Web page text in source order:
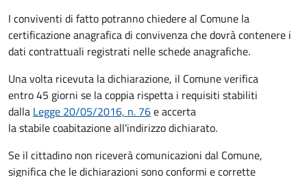
I conviventi di fatto potranno chiedere al Comune la
certificazione anagrafica di convivenza che dovrà contenere i
dati contrattuali registrati nelle schede anagrafiche.
Una volta ricevuta la dichiarazione, il Comune verifica
entro 45 giorni se la coppia rispetta i requisiti stabiliti
dalla Legge 20/05/2016, n. 76e accerta
la stabile coabitazione all'indirizzo dichiarato.
Se il cittadino non riceverà comunicazioni dal Comune,
significa che le dichiarazioni sono conformi e corrette